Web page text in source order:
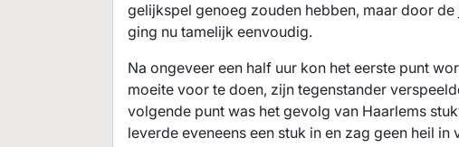
gelijkspel genoeg zouden hebben, maar door
ging nu tamelijk eenvoudig.
Na ongeveer een half uur kon het eerste punt
moeite voor te doen, zijn tegenstander
volgende punt was het gevolg van Haarlems
leverde eveneens een stuk in en zag geen heil in